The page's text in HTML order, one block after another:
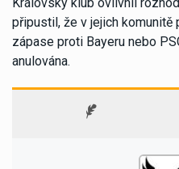
připustil, že v jejich komunitě
zápase proti Bayeru nebo
anulována.